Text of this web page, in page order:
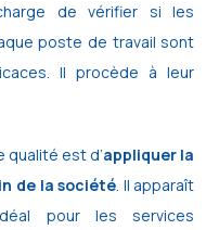
de vérifier si les
poste de travail sont
Il procède à leur
qualité est d’appliquer la
de la société. Il apparaît
pour les services